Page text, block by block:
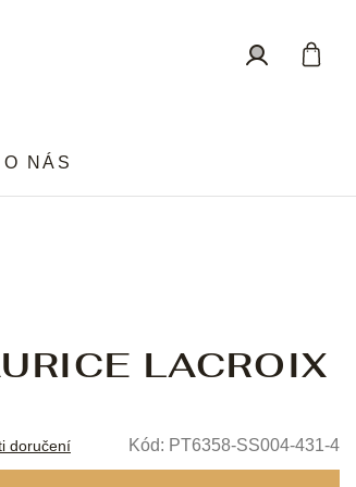
O NÁS
LACROIX
doručení Kód: PT6358-SS004-431-4